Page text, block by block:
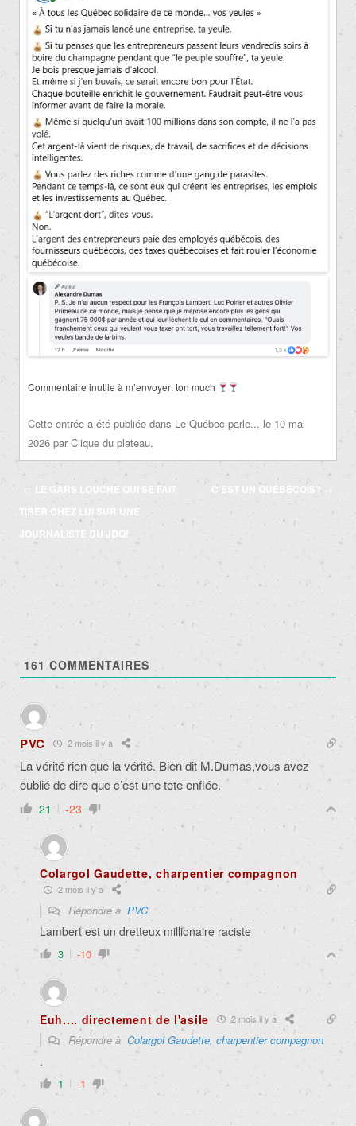
Commentaire inutile à m’envoyer: ton much
Cette entrée a été publiée dans Le Québec parle... le 10 mai
2026 par Clique du plateau.
Navigation
des
articles
←
LE GARS LOUCHE QUI SE FAIT
TIRER CHEZ LUI SUR UNE
JOURNALISTE DU JDQ!
C’EST UN QUÉBÉCOIS? →
161 COMMENTAIRES
PVC 2 mois il y a
La vérité rien que la vérité. Bien dit M.Dumas,vous avez
oublié de dire que c’est une tete enflée.
21 -23
Colargol Gaudette, charpentier compagnon
2 mois il y a
Répondre à PVC
Lambert est un dretteux millionaire raciste
3 -10
Euh.... directement de l'asile 2 mois il y a
Répondre à Colargol Gaudette, charpentier compagnon
.
1 -1